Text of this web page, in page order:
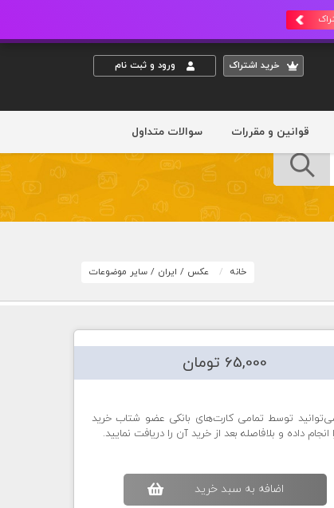
خريد اشتراک ورود و ثبت نام
قوانین و مقررات سوالات متداول
خانه عکس / ایران / سایر موضوعات
65,000 تومان
توسط تمامی کارت‌های بانکی عضو شتاب خرید
انجام داده و بلافاصله بعد از خرید آن را دریافت نمایید.
اضافه به سبد خريد